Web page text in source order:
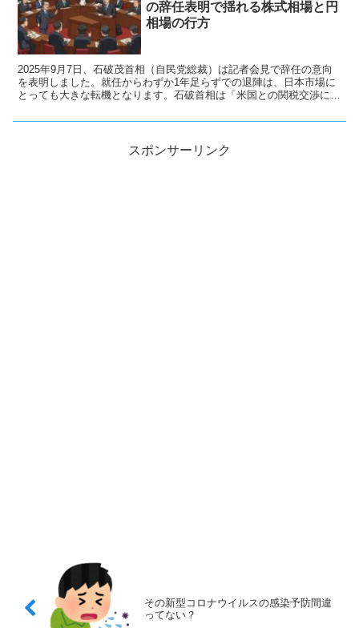
の辞任表明で揺れる株式相場と円
相場の行方
2025年9月7日、石破茂首相（自民党総裁）は記者会見で辞任の意向
を表明しました。就任からわずか1年足らずでの退陣は、日本市場に
とっても大きな転機となります。石破首相は「米国との関税交渉に一
しました。市場関係者の間では、石破辞任による政治的空白が円相場
ジア市場では、円が対ドルで下押しされる可能性が高いとされていま
スポンサーリンク
その新型コロナウイルスの感染予防間違
ってない？